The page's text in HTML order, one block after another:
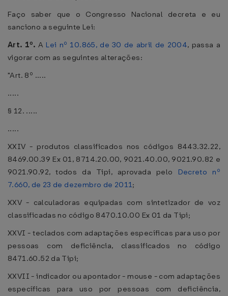
Faço saber que o Congresso Nacional decreta e eu
sanciono a seguinte Lei:
Art. 1º. A Lei nº 10.865, de 30 de abril de 2004, passa a
vigorar com as seguintes alterações:
"Art. 8º .....
.....
§ 12. .....
.....
XXIV - produtos classificados nos códigos 8443.32.22,
8469.00.39 Ex 01, 8714.20.00, 9021.40.00, 9021.90.82 e
9021.90.92, todos da Tipi, aprovada pelo Decreto nº
7.660, de 23 de dezembro de 2011;
XXV - calculadoras equipadas com sintetizador de voz
classificadas no código 8470.10.00 Ex 01 da Tipi;
XXVI - teclados com adaptações específicas para uso por
pessoas com deficiência, classificados no código
8471.60.52 da Tipi;
XXVII - indicador ou apontador - mouse - com adaptações
específicas para uso por pessoas com deficiência,